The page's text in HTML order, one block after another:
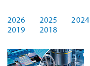
2026 2025 2024
2019
2018